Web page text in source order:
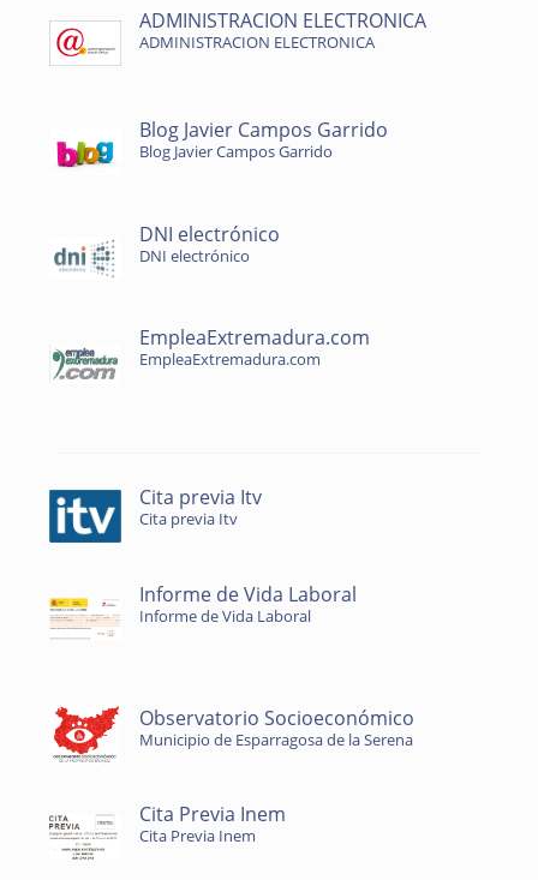
ADMINISTRACION ELECTRONICA
ADMINISTRACION ELECTRONICA
Blog Javier Campos Garrido
Blog Javier Campos Garrido
DNI electrónico
DNI electrónico
EmpleaExtremadura.com
EmpleaExtremadura.com
Cita previa Itv
Cita previa Itv
Informe de Vida Laboral
Informe de Vida Laboral
Observatorio Socioeconómico
Municipio de Esparragosa de la Serena
Cita Previa Inem
Cita Previa Inem